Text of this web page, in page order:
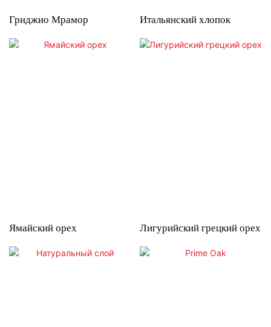
Гриджио Мрамор Итальянский хлопок
Ямайский орех Лигурийский грецкий орех